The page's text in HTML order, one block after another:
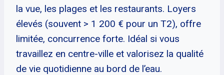
la vue, les plages et les restaurants. Loyers
élevés (souvent > 1 200 € pour un T2), offre
limitée, concurrence forte. Idéal si vous
travaillez en centre-ville et valorisez la qualité
de vie quotidienne au bord de l’eau.